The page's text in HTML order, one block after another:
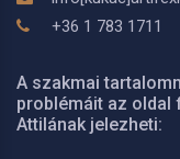
+36 1 783 1711
A szakmai
problémáit az oldal
Attilának jelezheti: